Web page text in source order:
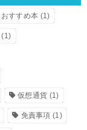
おすすめ本 (1)
(1)
仮想通貨 (1)
免責事項 (1)